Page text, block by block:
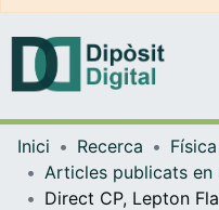
Inici Recerca